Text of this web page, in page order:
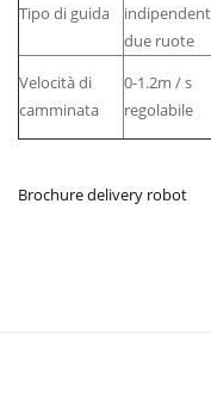
Tipo di guida
due ruote
Velocità di
camminata
0-1.2m / s
regolabile
Brochure delivery robot